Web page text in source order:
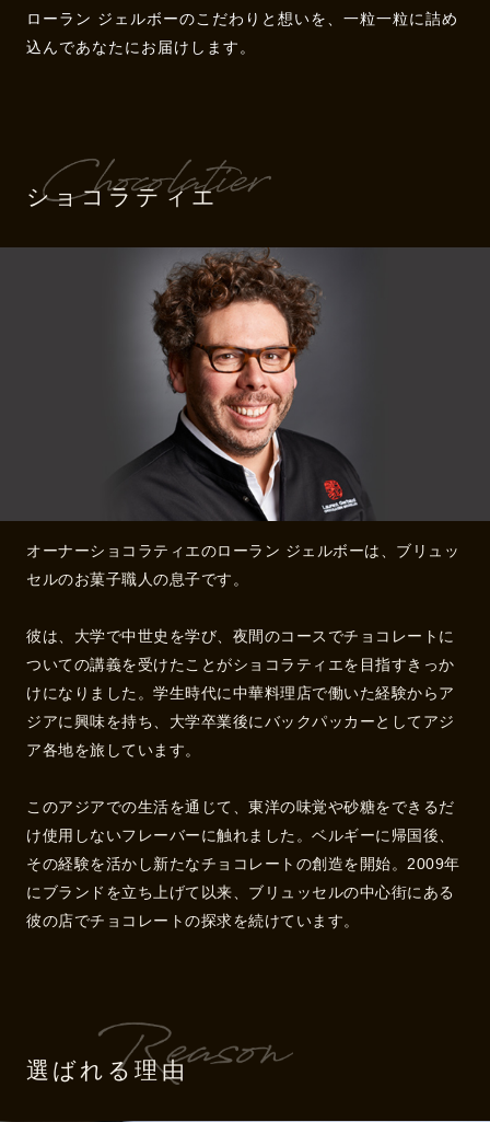
ローラン ジェルボーのこだわりと想いを、一粒一粒に詰め
込んであなたにお届けします。
ショコラティエ
オーナーショコラティエのローラン ジェルボーは、ブリュッ
セルのお菓子職人の息子です。
彼は、大学で中世史を学び、夜間のコースでチョコレートに
ついての講義を受けたことがショコラティエを目指すきっか
けになりました。学生時代に中華料理店で働いた経験からア
ジアに興味を持ち、大学卒業後にバックパッカーとしてアジ
ア各地を旅しています。
このアジアでの生活を通じて、東洋の味覚や砂糖をできるだ
け使用しないフレーバーに触れました。ベルギーに帰国後、
その経験を活かし新たなチョコレートの創造を開始。2009年
にブランドを立ち上げて以来、ブリュッセルの中心街にある
彼の店でチョコレートの探求を続けています。
選ばれる理由